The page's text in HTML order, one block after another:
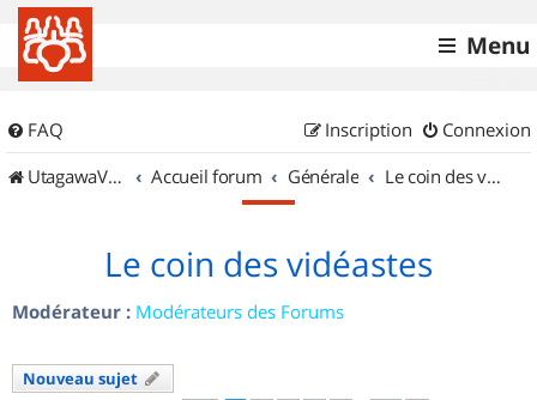
Menu
FAQ Connexion
Inscription
UtagawaVTT (Randos VTT et VTTAE avec traces GPS)
Accueil forum Générale Le coin des vidéastes
Le coin des vidéastes
Modérateur : Modérateurs des Forums
Nouveau sujet